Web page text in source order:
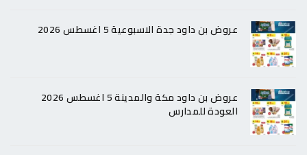
عروض بن داود جدة الاسبوعية 5 اغسطس 2026
عروض بن داود مكة والمدينة 5 اغسطس 2026
العودة للمدارس